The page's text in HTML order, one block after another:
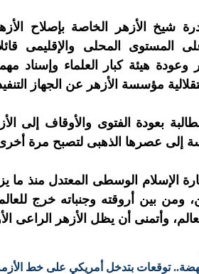
شيخ الأزهر الخاصة بإصلاح
المستوى المحلى والإقليمى
هيئة كبار العلماء وإسناد
مؤسسة الأزهر عن الجهاز
بعودة الفتوى والأوقاف إلى
إلى عصرها الذهبى لتصبح مرة
الإسلام الوسطى المعتدل منذ
بين أروقته وجنباته خرج
وأتمنى أن يظل الأزهر الراعى
توقعات بتدخل أمريكي على خط